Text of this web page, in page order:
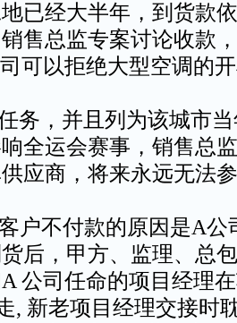
已经大半年，到货款
销售总监专案讨论收款
可以拒绝大型空调的
务，并且列为该城市
全运会赛事，销售总
供应商 ，将来永远无法
户不付款的原因是A公
后，甲方、监理、总
公司任命的项目经理
, 新老项目经理交接时